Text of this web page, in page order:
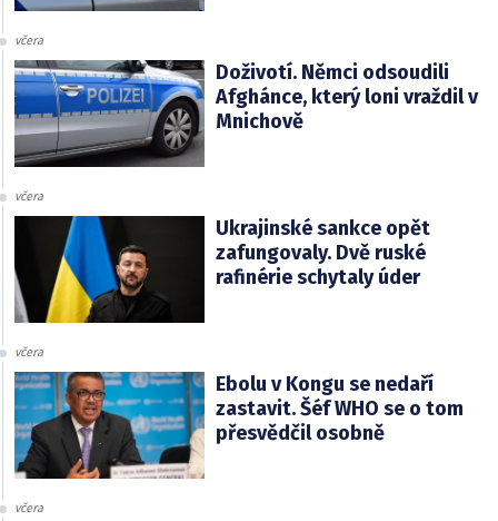
včera
Doživotí. Němci odsoudili
Afghánce, který loni vraždil v
Mnichově
včera
Ukrajinské sankce opět
zafungovaly. Dvě ruské
rafinérie schytaly úder
včera
Ebolu v Kongu se nedaří
zastavit. Šéf WHO se o tom
přesvědčil osobně
včera